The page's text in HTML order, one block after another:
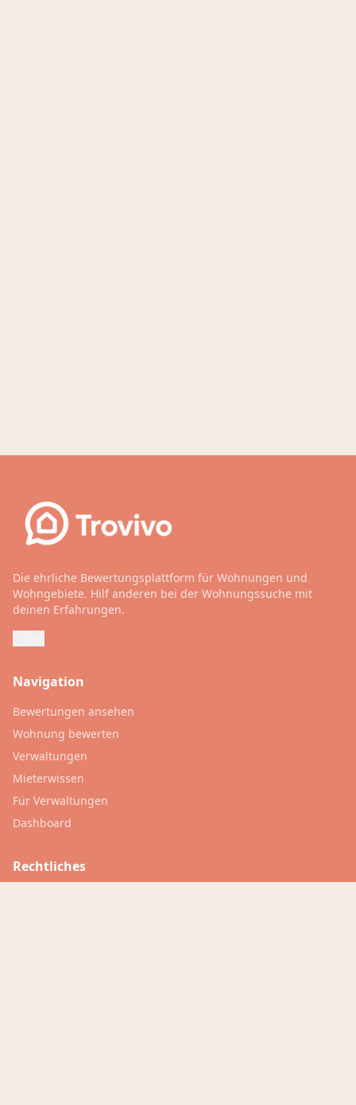
Die ehrliche Bewertungsplattform für Wohnungen und
Wohngebiete. Hilf anderen bei der Wohnungssuche mit
deinen Erfahrungen.
Navigation
Bewertungen ansehen
Wohnung bewerten
Verwaltungen
Mieterwissen
Für Verwaltungen
Dashboard
Rechtliches